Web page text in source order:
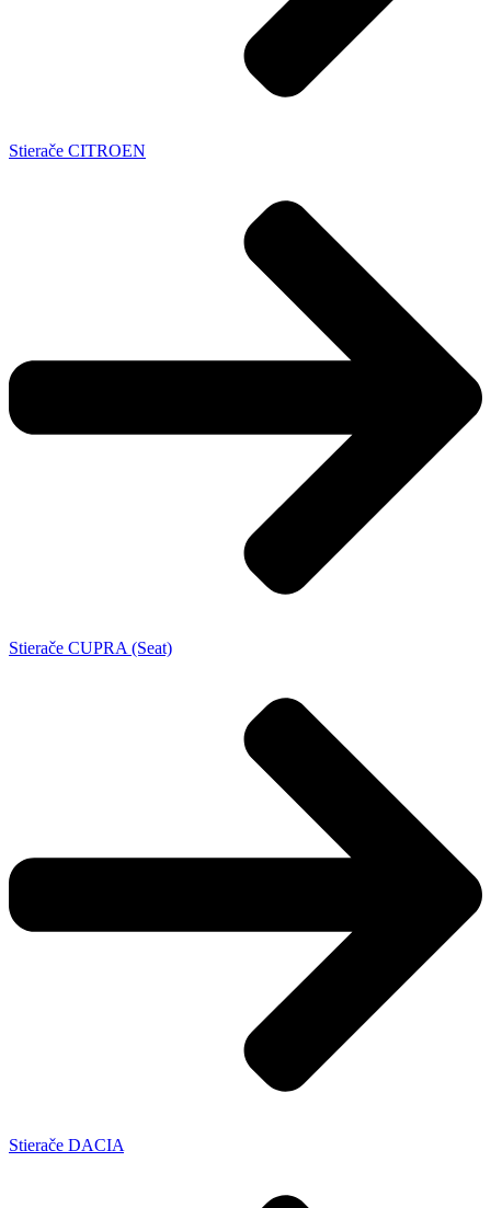
Stierače CITROEN
Stierače CUPRA (Seat)
Stierače DACIA